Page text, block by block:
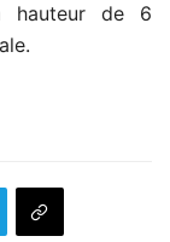
hauteur de 6